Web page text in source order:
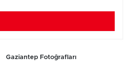
Gaziantep Fotoğrafları